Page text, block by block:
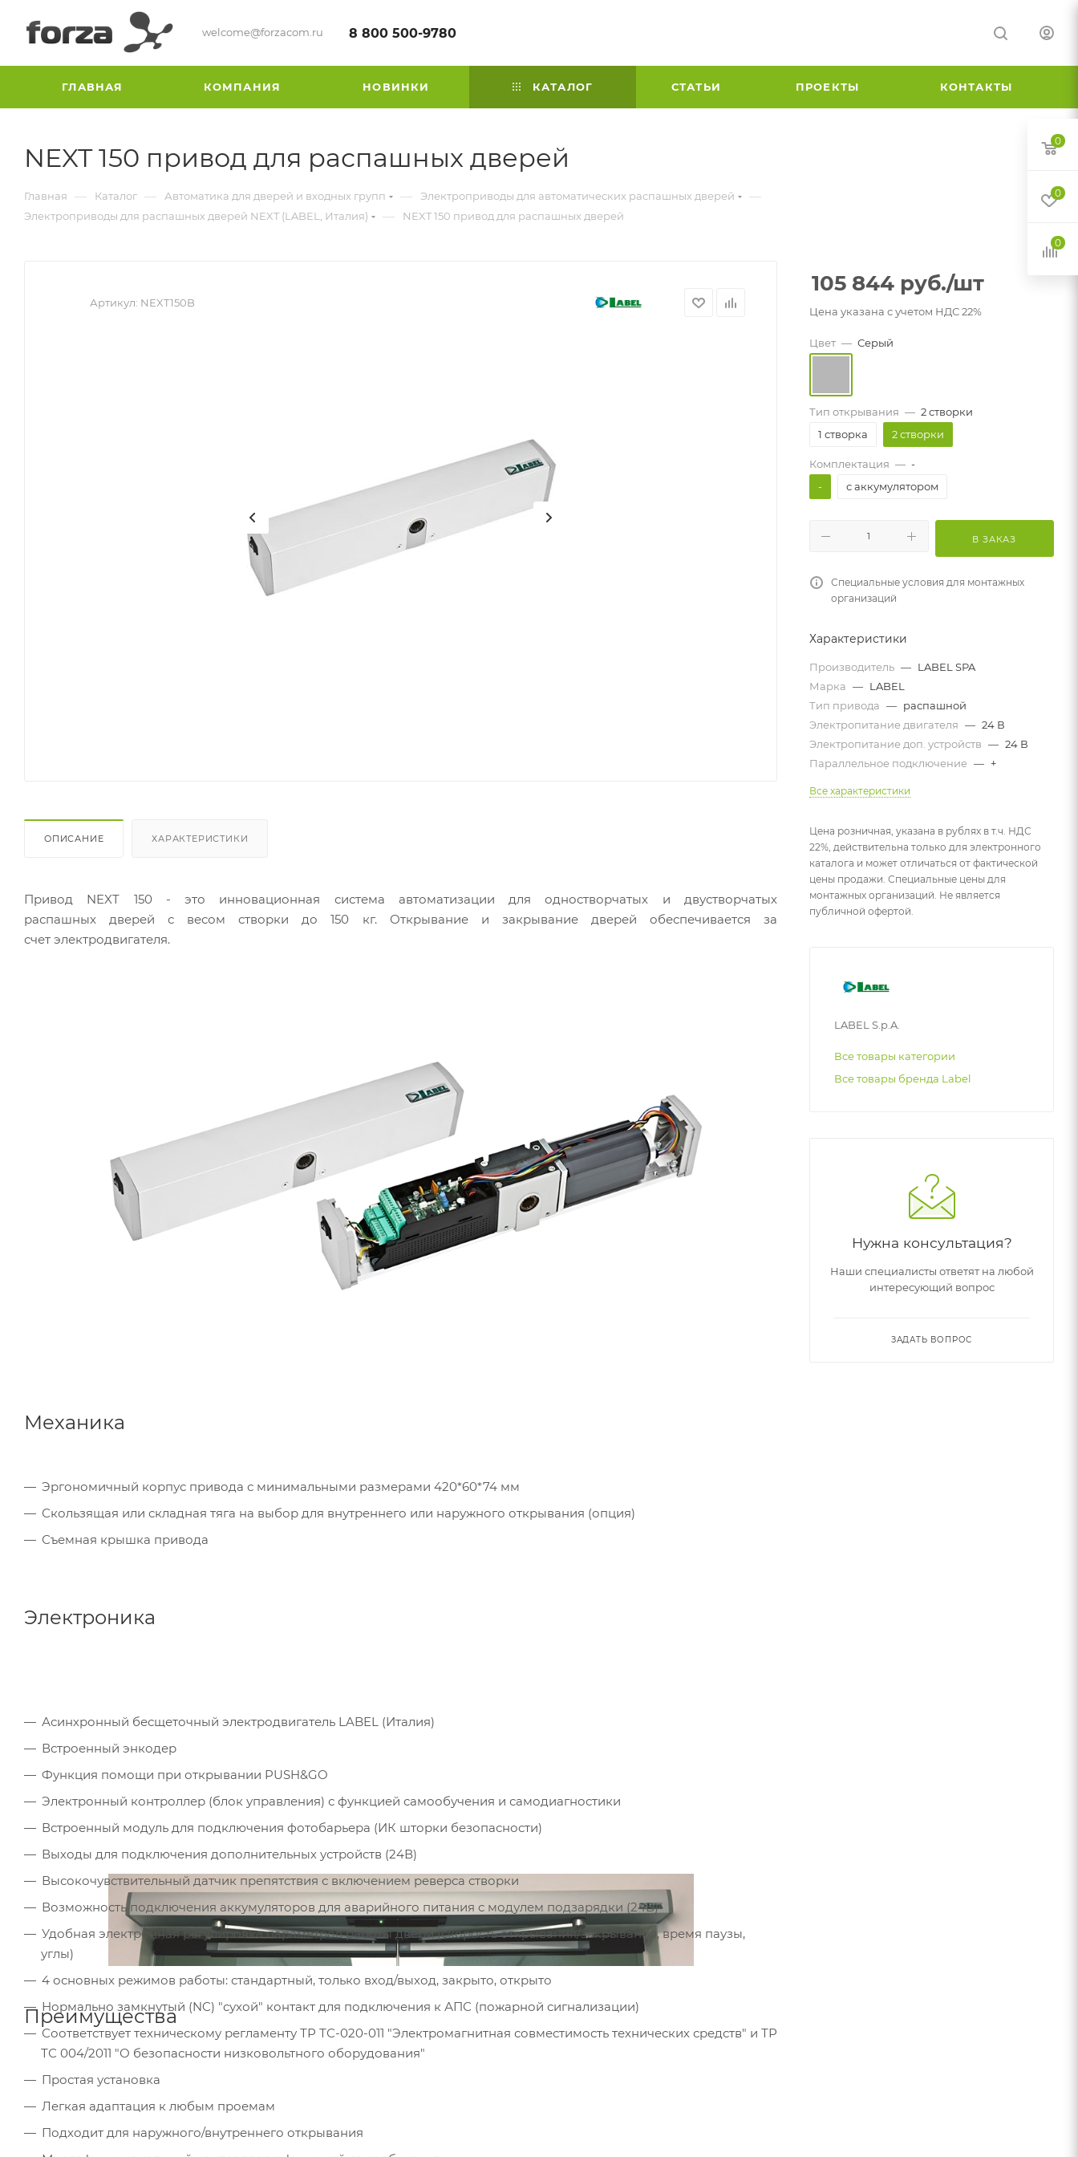
welcome@forzacom.ru 8 800 500-9780
ГЛАВНАЯ КОМПАНИЯ НОВИНКИ КАТАЛОГ СТАТЬИ ПРОЕКТЫ КОНТАКТЫ
NEXT 150 привод для распашных дверей
Главная — Каталог — Автоматика для дверей и входных групп — Электроприводы для автоматических распашных дверей —
Электроприводы для распашных дверей NEXT (LABEL, Италия) — NEXT 150 привод для распашных дверей
Артикул: NEXT150B
ОПИСАНИЕ ХАРАКТЕРИСТИКИ
Привод NEXT 150 - это инновационная система автоматизации для одностворчатых и двустворчатых
распашных дверей с весом створки до 150 кг. Открывание и закрывание дверей обеспечивается за
счет электродвигателя.
Механика
Эргономичный корпус привода с минимальными размерами 420*60*74 мм
Скользящая или складная тяга на выбор для внутреннего или наружного открывания (опция)
Съемная крышка привода
Электроника
Асинхронный бесщеточный электродвигатель LABEL (Италия)
Встроенный энкодер
Функция помощи при открывании PUSH&GO
Электронный контроллер (блок управления) с функцией самообучения и самодиагностики
Встроенный модуль для подключения фотобарьера (ИК шторки безопасности)
Выходы для подключения дополнительных устройств (24В)
Высокочувствительный датчик препятствия с включением реверса створки
Возможность подключения аккумуляторов для аварийного питания с модулем подзарядки (24В)
Удобная электронная регулировка параметров работы двери (скорость открывания/закрывания, время паузы,
углы)
4 основных режимов работы: стандартный, только вход/выход, закрыто, открыто
Нормально замкнутый (NC) "сухой" контакт для подключения к АПС (пожарной сигнализации)
Соответствует техническому регламенту ТР ТС-020-011 "Электромагнитная совместимость технических средств" и ТР
ТС 004/2011 "О безопасности низковольтного оборудования"
Преимущества
Простая установка
Легкая адаптация к любым проемам
Подходит для наружного/внутреннего открывания
105 844 руб./шт
Цена указана с учетом НДС 22%
Цвет — Серый
Тип открывания — 2 створки
1 створка
2 створки
Комплектация — -
-
с аккумулятором
В ЗАКАЗ
Специальные условия для монтажных
организаций
Характеристики
Производитель — LABEL SPA
Марка — LABEL
Тип привода — распашной
Электропитание двигателя — 24 В
Электропитание доп. устройств — 24 В
Параллельное подключение — +
Все характеристики
Цена розничная, указана в рублях в т.ч. НДС
22%, действительна только для электронного
каталога и может отличаться от фактической
цены продажи. Специальные цены для
монтажных организаций. Не является
публичной офертой.
LABEL S.p.A.
Все товары категории
Все товары бренда Label
Нужна консультация?
Наши специалисты ответят на любой
интересующий вопрос
ЗАДАТЬ ВОПРОС
0
0
0